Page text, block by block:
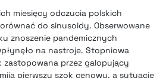
miesięcy odczucia polskich
do sinusoidy. Obserwowane
znoszenie pandemicznych
na nastroje. Stopniowa
zastopowana przez galopujący
pierwszy szok cenowy, a sytuację